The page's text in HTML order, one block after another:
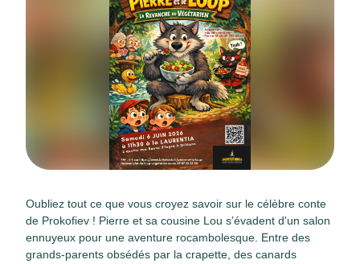
Oubliez tout ce que vous croyez savoir sur le célèbre conte
de Prokofiev ! Pierre et sa cousine Lou s’évadent d'un salon
ennuyeux pour une aventure rocambolesque. Entre des
grands-parents obsédés par la crapette, des canards